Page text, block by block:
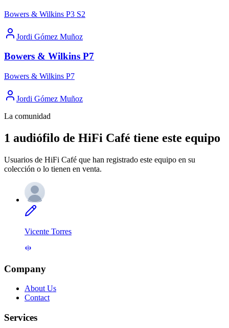
Bowers & Wilkins P3 S2
Jordi Gómez Muñoz
Bowers & Wilkins P7
Bowers & Wilkins P7
Jordi Gómez Muñoz
La comunidad
1 audiófilo de HiFi Café tiene este equipo
Usuarios de HiFi Café que han registrado este equipo en su
colección o lo tienen en venta.
Vicente Torres
Company
About Us
Contact
Services